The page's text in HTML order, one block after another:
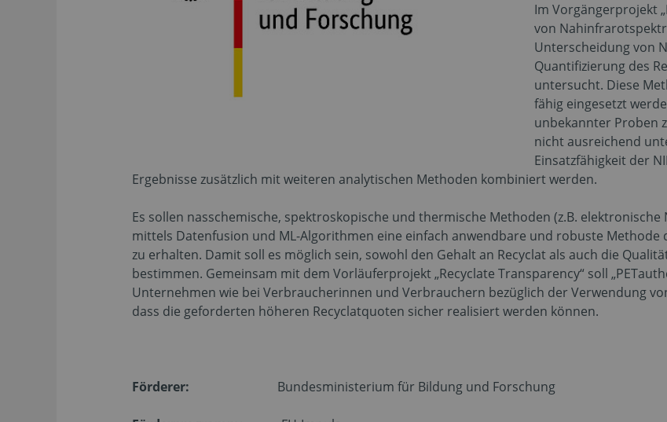
Im Vorgängerprojekt
von
Unterscheidung von
Quantifizierung des
untersucht. Diese
fähig eingesetzt
unbekannter Proben
nicht ausreichend
Einsatzfähigkeit der
Ergebnisse zusätzlich mit weiteren analytischen Methoden kombiniert werden.
Es sollen nasschemische, spektroskopische und thermische Methoden (z.B. elektronische
mittels Datenfusion und ML-Algorithmen eine einfach anwendbare und robuste Methode
zu erhalten. Damit soll es möglich sein, sowohl den Gehalt an Recyclat als auch die
bestimmen. Gemeinsam mit dem Vorläuferprojekt „Recyclate Transparency“ soll
Unternehmen wie bei Verbraucherinnen und Verbrauchern bezüglich der Verwendung
dass die geforderten höheren Recyclatquoten sicher realisiert werden können.
Förderer: Bundesministerium für Bildung und Forschung